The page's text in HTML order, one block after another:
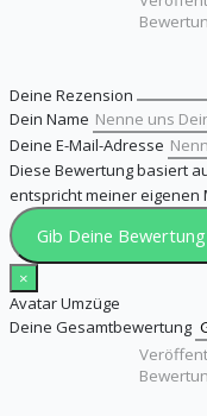
Deine Rezension
Dein Name
Deine E-Mail-Adresse
Diese Bewertung basiert
entspricht meiner eigenen
Gib Deine
×
Avatar Umzüge
Deine Gesamtbewertung